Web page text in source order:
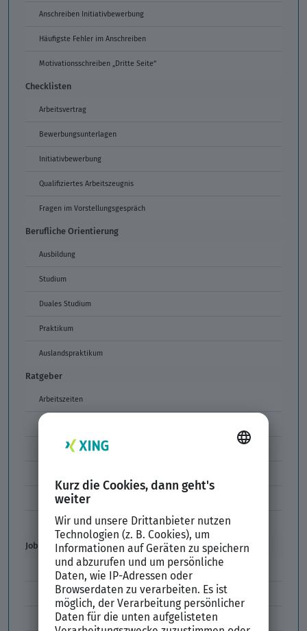
Anschreiben Initiativbewerbung
Häufigste Fehler im Anschreiben
Motivationsschreiben „Dritte Seite“
Checklisten
Arbeitsvertrag
Bewerbungsunterlagen
Initiativbewerbung
Qualifiziertes Arbeitszeugnis
Fragen im Vorstellungsgespräch
Berufliche Orientierung
Ausbildung
Studium
Duales Studium
Praktikum
Auslandspraktikum
Ratgeber
Arbeitszeiten
Formulierungen im Arbeitszeugnis
Unbefristeter Arbeitsvertrag
Der XING Bewerbungsratgeber
Job & Karriere
Arbeitsvertrag
Codes im Arbeitszeugnis
Kündigung